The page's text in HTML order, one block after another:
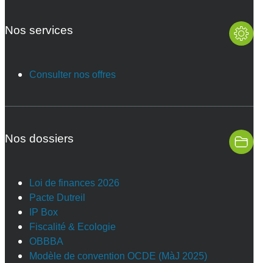
Nos services
Consulter nos offres
Nos dossiers
Loi de finances 2026
Pacte Dutreil
IP Box
Fiscalité & Ecologie
OBBBA
Modèle de convention OCDE (MàJ 2025)